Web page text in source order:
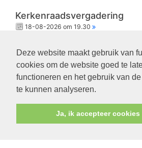
Deze website maakt gebruik van
cookies om de website goed te
functioneren en het gebruik van
te kunnen analyseren.
Ja, ik accepteer cookies
Kerkenraadsvergadering
18-08-2026 om 19.30
Eredienst
23-08-2026 om 9.30 uur